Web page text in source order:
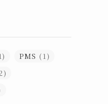
PMS (1)